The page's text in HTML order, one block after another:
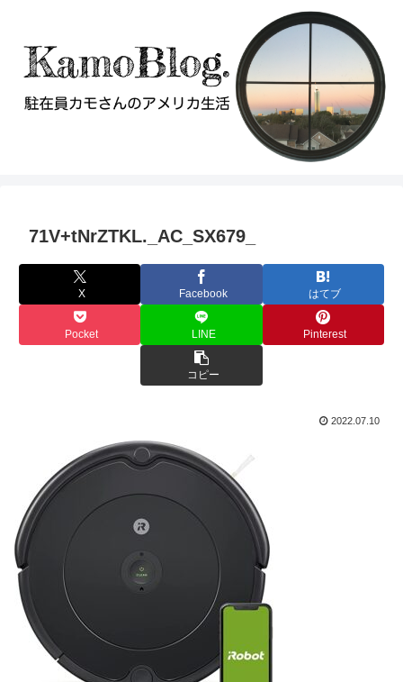
71V+tNrZTKL._AC_SX679_
X Facebook はてブ
Pocket LINE Pinterest
コピー
2022.07.10